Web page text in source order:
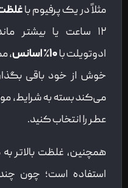
مثلاً در یک پرفیوم باغلظت ۳۰٪
۱۲ ساعت یا بیشتر
ادوتویلت با۱۰٪ اسانس
،
خوش از خود باقی
می‌کند بسته به شرایط،
عطر را انتخاب کنید.
همچنین، غلظت بالاتر
استفاده است؛ چون